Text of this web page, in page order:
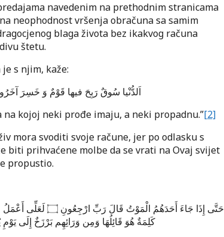
navedenim na prethodnim stranicama
neophodnost vršenja obračuna sa samim
blaga života bez ikakvog računa
štetu.
s njim, kaže:
اَلدُّنْیا سُوقٌ رَبِحَ فیها قَوْمٌ وَ خَسِرَ
na kojoj neki prođe imaju, a neki propadnu.”[2]
mora svoditi svoje račune, jer po odlasku s
biti prihvaćene molbe da se vrati na Ovaj svijet
propustio.
حَتَّى إِذَا جَاءَ أَحَدَهُمُ الْمَوْتُ قَالَ رَبِّ ارْجِعُونِ ۝
لَعَلِّى أَعْمَلُ
كَلِمَةٌ هُوَ قَائِلُهَا وَمِن وَرَائِهِم بَرْزَخٌ إِلَى يَوْمِ